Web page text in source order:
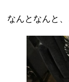
なんとなんと、